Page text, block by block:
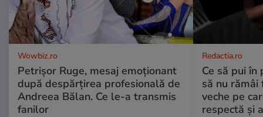
Wowbiz.ro
Petrișor Ruge, mesaj emoționant
după despărțirea profesională de
Andreea Bălan. Ce le-a transmis
fanilor
Redactia.ro
Ce să pui
să nu rămâi
veche pe
respectă și